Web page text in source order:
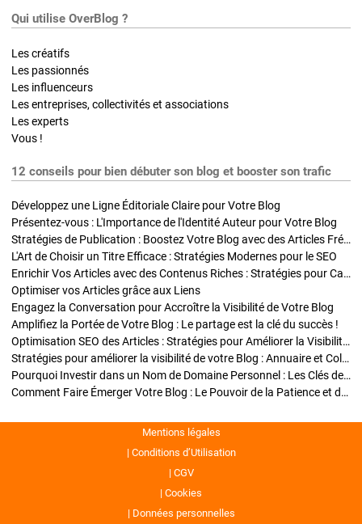
Qui utilise OverBlog ?
Les créatifs
Les passionnés
Les influenceurs
Les entreprises, collectivités et associations
Les experts
Vous !
12 conseils pour bien débuter son blog et booster son trafic
Développez une Ligne Éditoriale Claire pour Votre Blog
Présentez-vous : L'Importance de l'Identité Auteur pour Votre Blog
Stratégies de Publication : Boostez Votre Blog avec des Articles Fréquents et Exclusifs
L'Art de Choisir un Titre Efficace : Stratégies Modernes pour le SEO
Enrichir Vos Articles avec des Contenus Riches : Stratégies pour Captiver et Optimiser
Optimiser vos Articles grâce aux Liens
Engagez la Conversation pour Accroître la Visibilité de Votre Blog
Amplifiez la Portée de Votre Blog : Le partage est la clé du succès !
Optimisation SEO des Articles : Stratégies pour Améliorer la Visibilité de Votre Blog
Stratégies pour améliorer la visibilité de votre Blog : Annuaire et Collaborations
Pourquoi Investir dans un Nom de Domaine Personnel : Les Clés de la Réussite de Votre Blog
Comment Faire Émerger Votre Blog : Le Pouvoir de la Patience et de la Persévérance
Mentions légales
Conditions d’Utilisation
CGV
Cookies
Données personnelles